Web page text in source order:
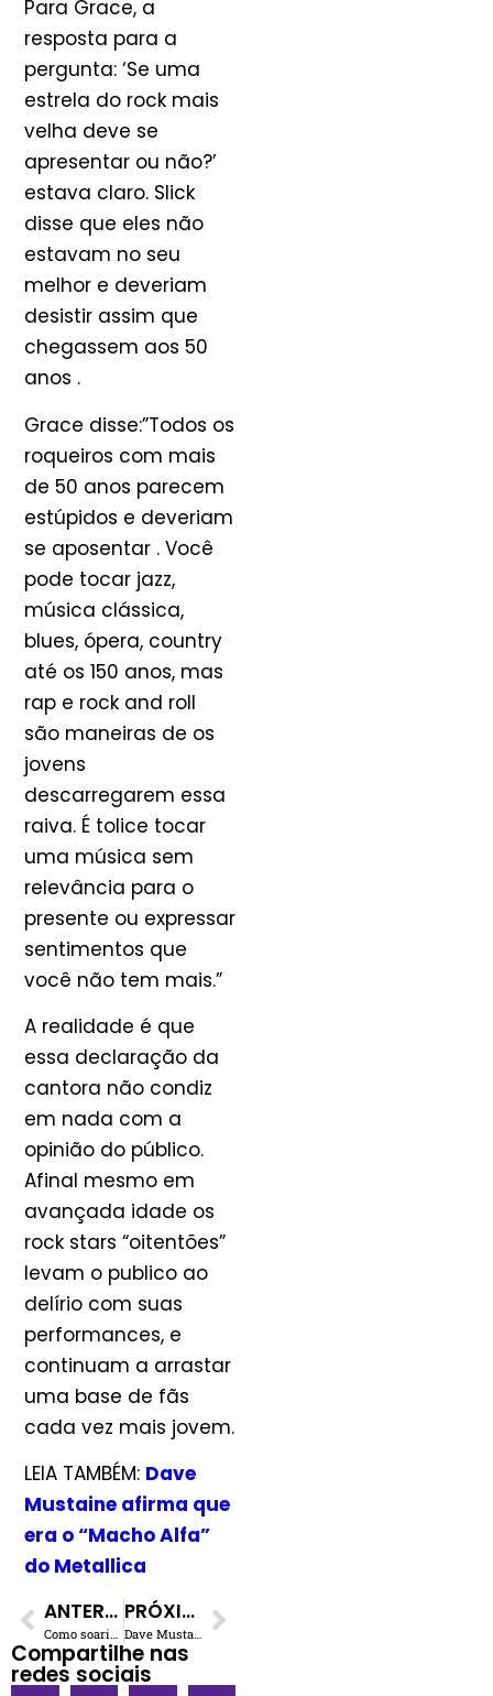
Para Grace, a
resposta para a
pergunta: ‘Se uma
estrela do rock mais
velha deve se
apresentar ou não?’
estava claro. Slick
disse que eles não
estavam no seu
melhor e deveriam
desistir assim que
chegassem aos 50
anos .
Grace disse:”Todos os
roqueiros com mais
de 50 anos parecem
estúpidos e deveriam
se aposentar . Você
pode tocar jazz,
música clássica,
blues, ópera, country
até os 150 anos, mas
rap e rock and roll
são maneiras de os
jovens
descarregarem essa
raiva. É tolice tocar
uma música sem
relevância para o
presente ou expressar
sentimentos que
você não tem mais.”
A realidade é que
essa declaração da
cantora não condiz
em nada com a
opinião do público.
Afinal mesmo em
avançada idade os
rock stars “oitentões”
levam o publico ao
delírio com suas
performances, e
continuam a arrastar
uma base de fãs
cada vez mais jovem.
LEIA TAMBÉM: Dave
Mustaine afirma que
era o “Macho Alfa”
do Metallica
ANTERIOR
Como soaria The Trooper do Iron Maiden se Mark Knopfler do Dire Straits o escrevesse
PRÓXIMO
Dave Mustaine sobre o ‘inimigo mortal’ que o ajudou a melhorar sua voz
Compartilhe nas
redes sociais​